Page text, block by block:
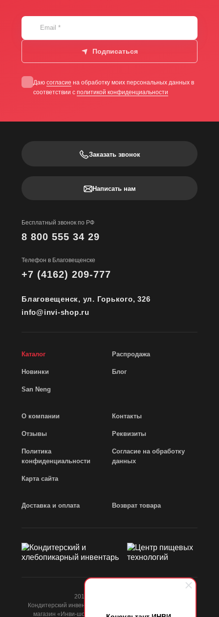
Email *
Подписаться
Даю согласие на обработку моих персональных данных в
соответствии с политикой конфиденциальности
Заказать звонок
Написать нам
Бесплатный звонок по РФ
8 800 555 34 29
Телефон в Благовещенске
+7 (4162) 209-777
Благовещенск, ул. Горького, 326
info@invi-shop.ru
Каталог Распродажа
Новинки Блог
San Neng
О компании Контакты
Отзывы Реквизиты
Политика
конфиденциальности
Согласие на обработку
данных
Карта сайта
Доставка и оплата Возврат товара
2013 - 2026 © Invi-shop.ru
Кондитерский инвентарь, пекарский инвентарь, интернет-
магазин «Инви-шоп». Вся информация на сайте носит